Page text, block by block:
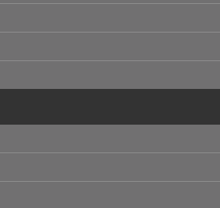
るTCBグループ
用目的
ため
用目的】の達成に必要な範囲内に
扱いの全部または一部を外部の業
とがあります。取得情報の取り扱
託先との間で、個人情報の保護に
保します。